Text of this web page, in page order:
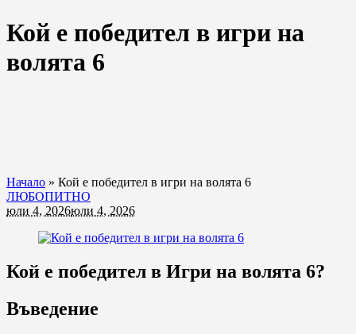
Кой е победител в игри на
волята 6
Начало » Кой е победител в игри на волята 6
ЛЮБОПИТНО
юли 4, 2026юли 4, 2026
Кой е победител в Игри на волята 6?
Въведение